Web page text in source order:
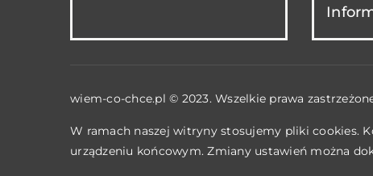
wiem-co-chce.pl © 2023. Wszelkie prawa
W ramach naszej witryny stosujemy pliki cookies.
urządzeniu końcowym. Zmiany ustawień można